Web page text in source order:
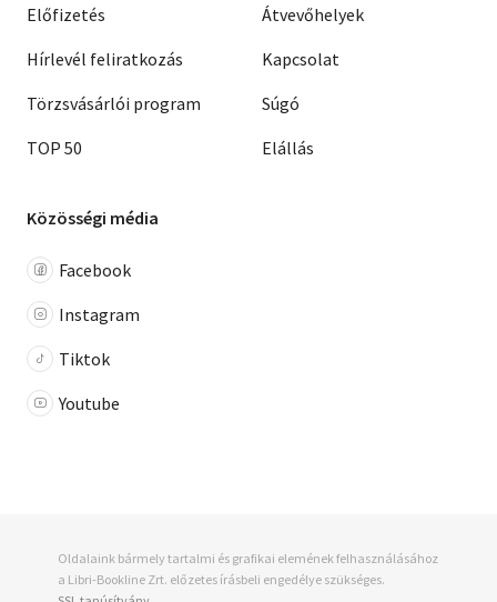
Előfizetés
Hírlevél feliratkozás
Törzsvásárlói program
TOP 50
Átvevőhelyek
Kapcsolat
Súgó
Elállás
Közösségi média
Facebook
Instagram
Tiktok
Youtube
Oldalaink bármely tartalmi és grafikai elemének felhasználásához
a Libri-Bookline Zrt. előzetes írásbeli engedélye szükséges.